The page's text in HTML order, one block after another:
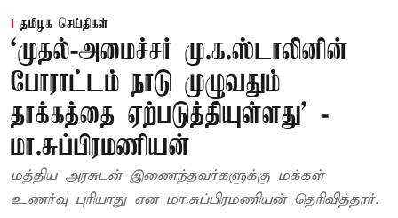
தமிழக செய்திகள்
‘முதல்-அமைச்சர் மு.க.ஸ்டாலினின்
போராட்டம் நாடு முழுவதும்
தாக்கத்தை ஏற்படுத்தியுள்ளது’ -
மா.சுப்பிரமணியன்
மத்திய அரசுடன் இணைந்தவர்களுக்கு மக்கள்
உணர்வு புரியாது என மா.சுப்பிரமணியன் தெரிவித்தார்.